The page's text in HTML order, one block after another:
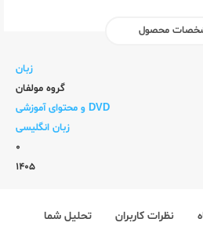
محصول
زبان
گروه مولفان
DVD و محتوای آموزشی
زبان انگلیسی
0
1405
نظرات کاربران تحلیل شما